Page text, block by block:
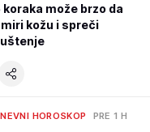
koraka može brzo da
kožu i spreči
HOROSKOP PRE 1 H